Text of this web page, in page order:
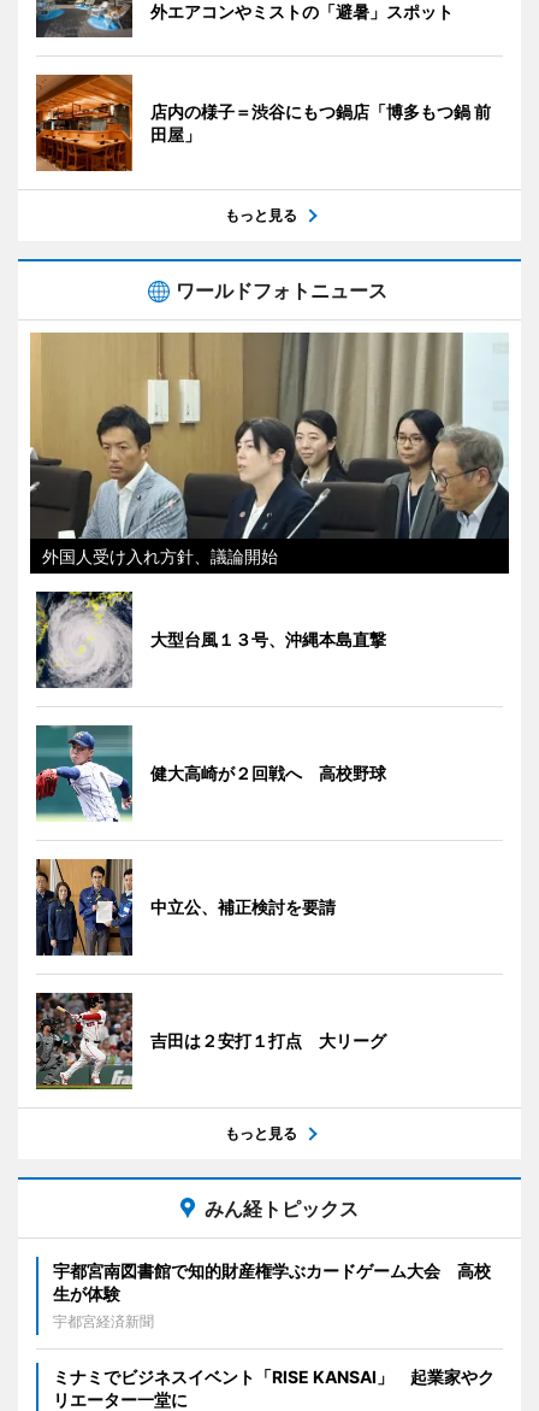
外エアコンやミストの「避暑」スポット
店内の様子＝渋谷にもつ鍋店「博多もつ鍋 前
田屋」
もっと見る
ワールドフォトニュース
外国人受け入れ方針、議論開始
大型台風１３号、沖縄本島直撃
健大高崎が２回戦へ 高校野球
中立公、補正検討を要請
吉田は２安打１打点 大リーグ
もっと見る
みん経トピックス
宇都宮南図書館で知的財産権学ぶカードゲーム大会 高校
生が体験
宇都宮経済新聞
ミナミでビジネスイベント「RISE KANSAI」 起業家やク
リエーター一堂に